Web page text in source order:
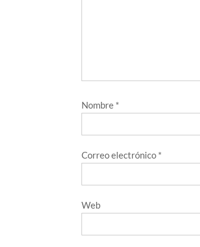
Nombre *
Correo electrónico *
Web